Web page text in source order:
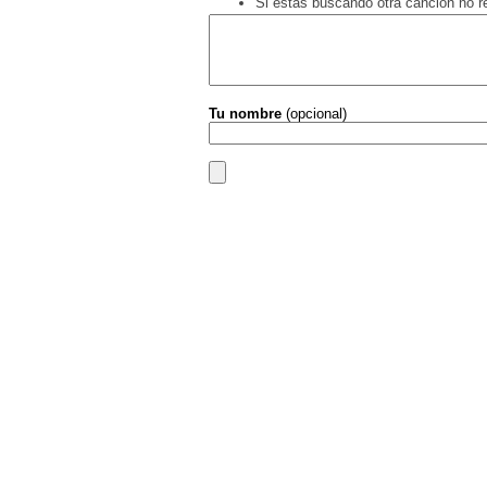
Tu nombre (opcional)